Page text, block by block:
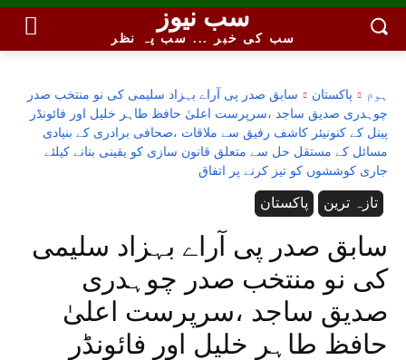
سب نیوز
سب کی خبر ... سب پہ نظر
ہوم پاکستان
سابق صدر پی آراے بہزاد سلیمی کی نو منتخب صدر
چوہدری صدیق ساجد ،سرپرست اعلیٰ حافظ طاہر خلیل اور فائونڈر
پینل کے کنونیئر کاشف رفیق سے ملاقات ،صحافی برادری کے بنیادی
مسائل کے مستقل حل سے متعلق قانون سازی کو یقینی بنانے کیلئے
جاری کوششوں کو تیز کرنے پر اتفاق
پاکستان تازہ ترین
سابق صدر پی آراے بہزاد سلیمی
کی نو منتخب صدر چوہدری
صدیق ساجد ،سرپرست اعلیٰ
حافظ طاہر خلیل اور فائونڈر